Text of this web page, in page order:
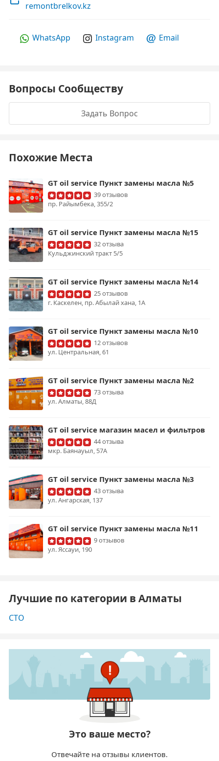
remontbrelkov.kz
WhatsApp Instagram Email
Вопросы Сообществу
Задать Вопрос
Похожие Места
GT oil service Пункт замены масла №5
39 отзывов
пр. ​Райымбека, 355/2
GT oil service Пункт замены масла №15
32 отзыва
Кульджинский тракт 5/5
GT oil service Пункт замены масла №14
25 отзывов
г. Каскелен, пр. Абылай хана, 1А
GT oil service Пункт замены масла №10
12 отзывов
ул. ​Центральная, 61
GT oil service Пункт замены масла №2
73 отзыва
​ул. Алматы, 88Д
GT oil service магазин масел и фильтров
44 отзыва
мкр. ​Баянауыл, 57А
GT oil service Пункт замены масла №3
43 отзыва
ул. ​Ангарская, 137
GT oil service Пункт замены масла №11
9 отзывов
​ул. Яссауи, 190
Лучшие по категории в Алматы
СТО
Это ваше место?
Отвечайте на отзывы клиентов.